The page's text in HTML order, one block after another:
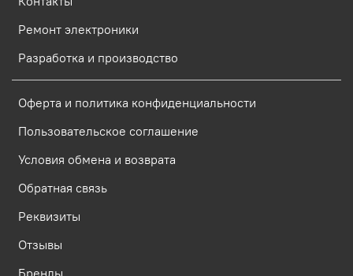
Ремонт электроники
Разработка и производство
Оферта и политика конфиденциальности
Пользовательское соглашение
Условия обмена и возврата
Обратная связь
Реквизиты
Отзывы
Бренды